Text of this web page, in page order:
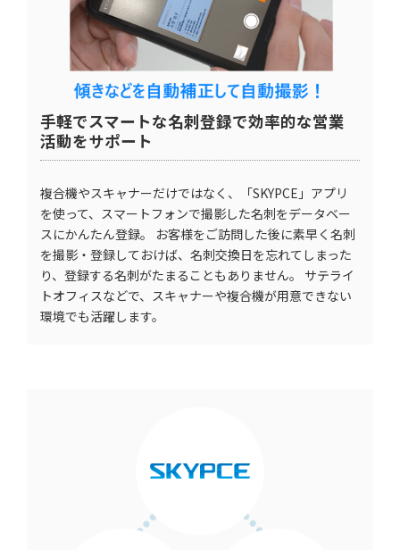
手軽でスマートな名刺登録で効率的な営業
活動をサポート
複合機やスキャナーだけではなく、「SKYPCE」アプリ
を使って、スマートフォンで撮影した名刺をデータベー
スにかんたん登録。 お客様をご訪問した後に素早く名刺
を撮影・登録しておけば、名刺交換日を忘れてしまった
り、登録する名刺がたまることもありません。 サテライ
トオフィスなどで、スキャナーや複合機が用意できない
環境でも活躍します。